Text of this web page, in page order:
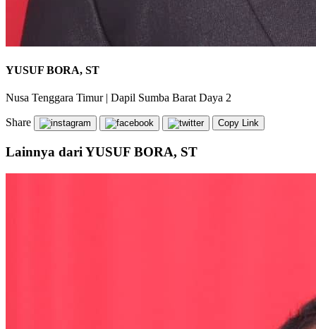
YUSUF BORA, ST
Nusa Tenggara Timur | Dapil Sumba Barat Daya 2
Share Copy Link
Lainnya dari YUSUF BORA, ST